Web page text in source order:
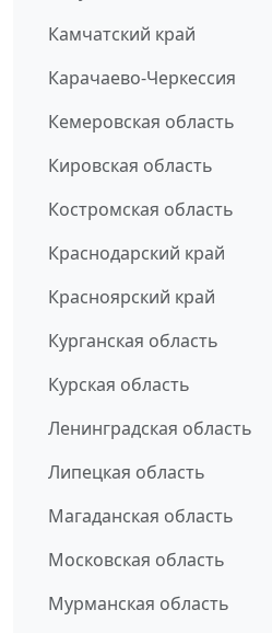
Камчатский край
Карачаево-Черкессия
Кемеровская область
Кировская область
Костромская область
Краснодарский край
Красноярский край
Курганская область
Курская область
Ленинградская область
Липецкая область
Магаданская область
Московская область
Мурманская область